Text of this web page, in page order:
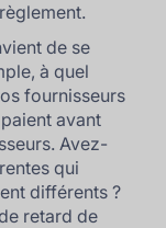
de se
à quel
fournisseurs
avant
Avez-
qui
différents ?
retard de